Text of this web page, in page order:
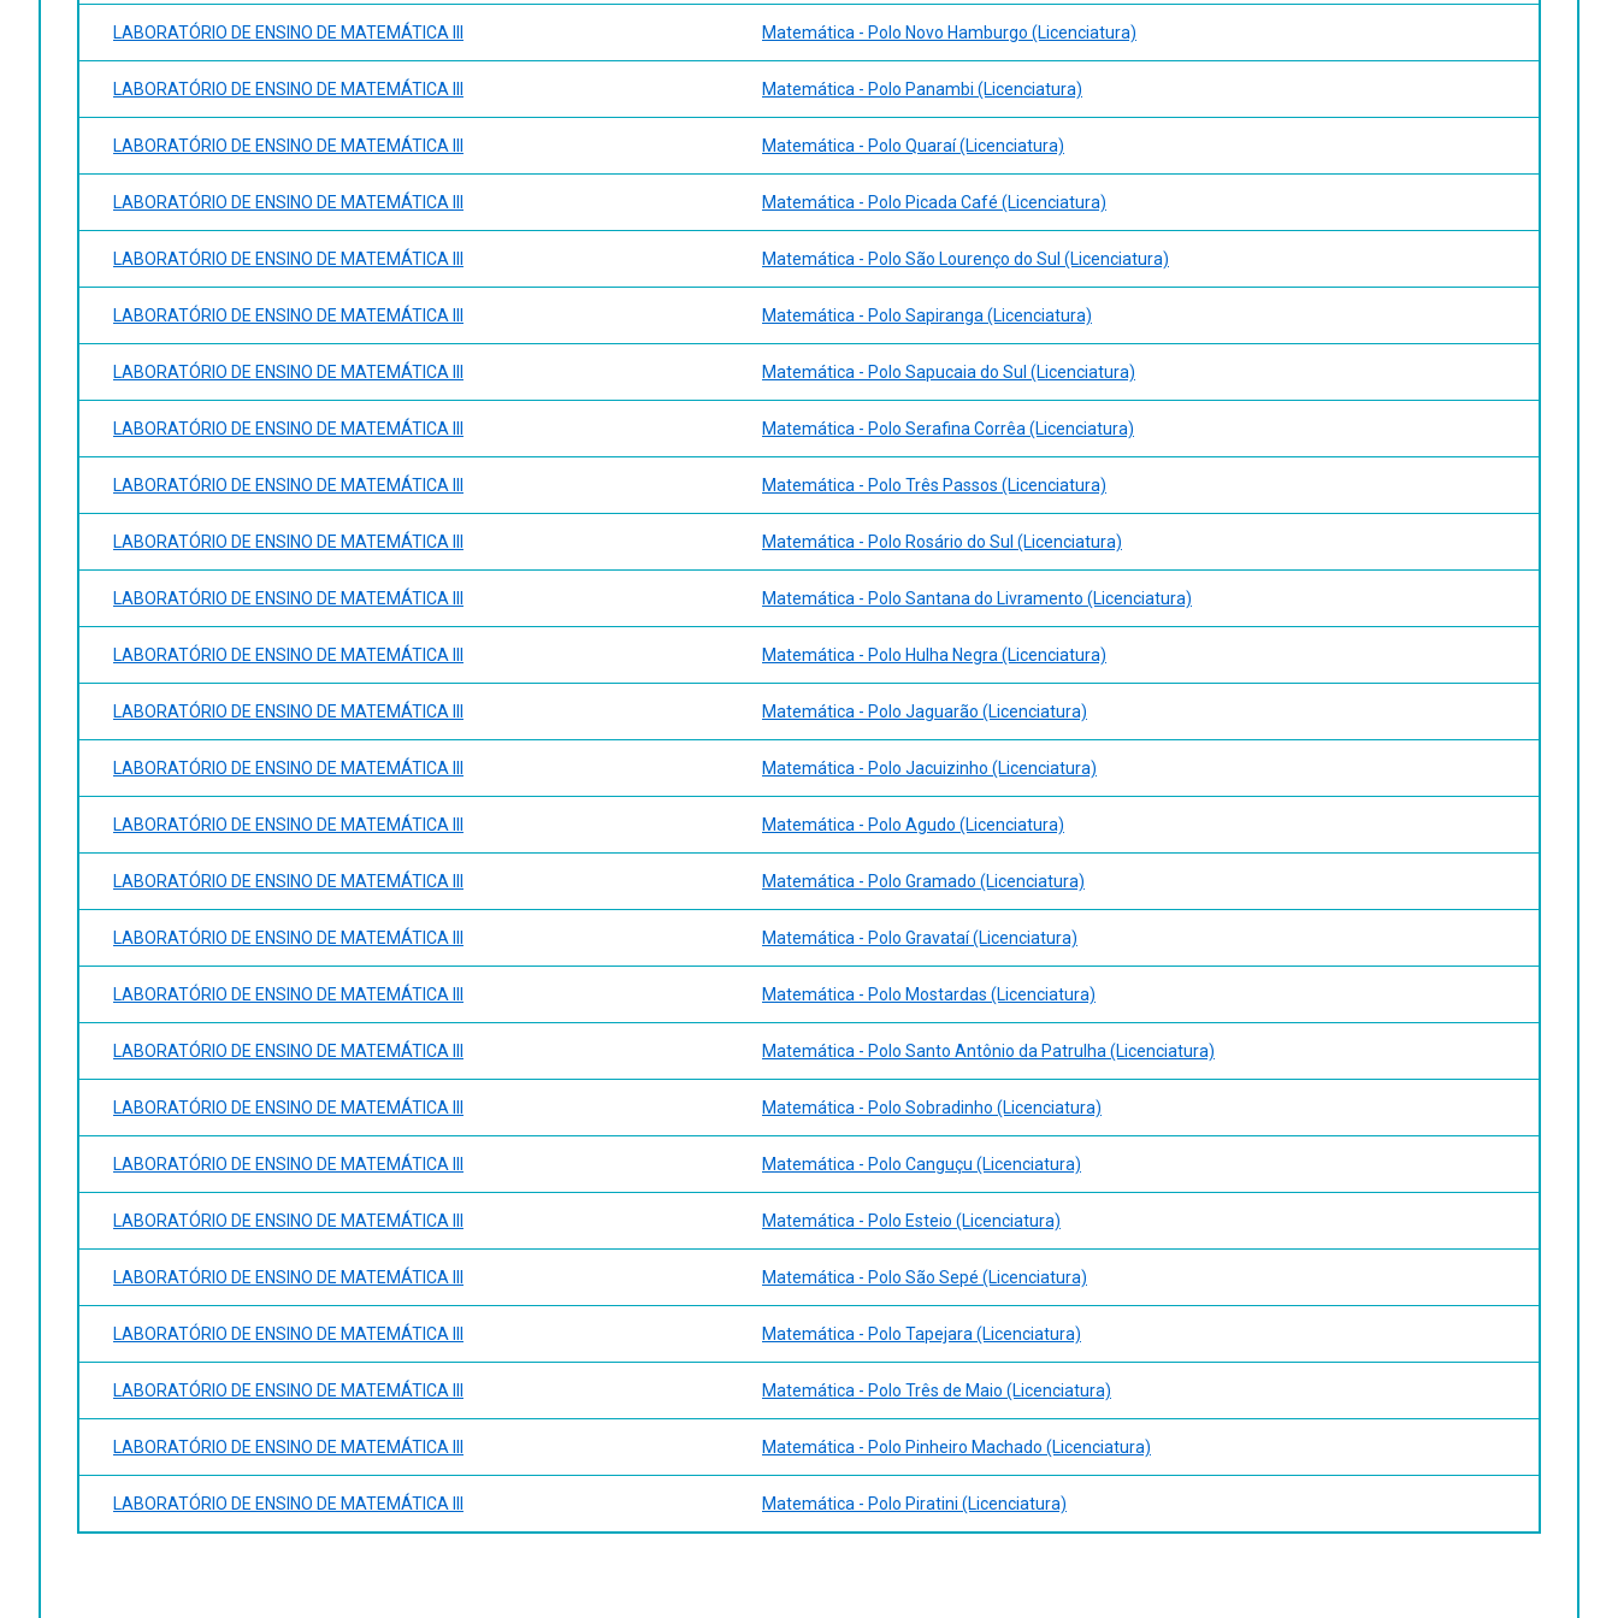
LABORATÓRIO DE ENSINO DE MATEMÁTICA III Matemática - Polo Novo Hamburgo (Licenciatura)
LABORATÓRIO DE ENSINO DE MATEMÁTICA III Matemática - Polo Panambi (Licenciatura)
LABORATÓRIO DE ENSINO DE MATEMÁTICA III Matemática - Polo Quaraí (Licenciatura)
LABORATÓRIO DE ENSINO DE MATEMÁTICA III Matemática - Polo Picada Café (Licenciatura)
LABORATÓRIO DE ENSINO DE MATEMÁTICA III Matemática - Polo São Lourenço do Sul (Licenciatura)
LABORATÓRIO DE ENSINO DE MATEMÁTICA III Matemática - Polo Sapiranga (Licenciatura)
LABORATÓRIO DE ENSINO DE MATEMÁTICA III Matemática - Polo Sapucaia do Sul (Licenciatura)
LABORATÓRIO DE ENSINO DE MATEMÁTICA III Matemática - Polo Serafina Corrêa (Licenciatura)
LABORATÓRIO DE ENSINO DE MATEMÁTICA III Matemática - Polo Três Passos (Licenciatura)
LABORATÓRIO DE ENSINO DE MATEMÁTICA III Matemática - Polo Rosário do Sul (Licenciatura)
LABORATÓRIO DE ENSINO DE MATEMÁTICA III Matemática - Polo Santana do Livramento (Licenciatura)
LABORATÓRIO DE ENSINO DE MATEMÁTICA III Matemática - Polo Hulha Negra (Licenciatura)
LABORATÓRIO DE ENSINO DE MATEMÁTICA III Matemática - Polo Jaguarão (Licenciatura)
LABORATÓRIO DE ENSINO DE MATEMÁTICA III Matemática - Polo Jacuizinho (Licenciatura)
LABORATÓRIO DE ENSINO DE MATEMÁTICA III Matemática - Polo Agudo (Licenciatura)
LABORATÓRIO DE ENSINO DE MATEMÁTICA III Matemática - Polo Gramado (Licenciatura)
LABORATÓRIO DE ENSINO DE MATEMÁTICA III Matemática - Polo Gravataí (Licenciatura)
LABORATÓRIO DE ENSINO DE MATEMÁTICA III Matemática - Polo Mostardas (Licenciatura)
LABORATÓRIO DE ENSINO DE MATEMÁTICA III Matemática - Polo Santo Antônio da Patrulha (Licenciatura)
LABORATÓRIO DE ENSINO DE MATEMÁTICA III Matemática - Polo Sobradinho (Licenciatura)
LABORATÓRIO DE ENSINO DE MATEMÁTICA III Matemática - Polo Canguçu (Licenciatura)
LABORATÓRIO DE ENSINO DE MATEMÁTICA III Matemática - Polo Esteio (Licenciatura)
LABORATÓRIO DE ENSINO DE MATEMÁTICA III Matemática - Polo São Sepé (Licenciatura)
LABORATÓRIO DE ENSINO DE MATEMÁTICA III Matemática - Polo Tapejara (Licenciatura)
LABORATÓRIO DE ENSINO DE MATEMÁTICA III Matemática - Polo Três de Maio (Licenciatura)
LABORATÓRIO DE ENSINO DE MATEMÁTICA III Matemática - Polo Pinheiro Machado (Licenciatura)
LABORATÓRIO DE ENSINO DE MATEMÁTICA III Matemática - Polo Piratini (Licenciatura)